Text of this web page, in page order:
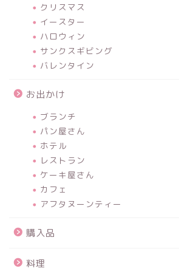
クリスマス
イースター
ハロウィン
サンクスギビング
バレンタイン
お出かけ
ブランチ
パン屋さん
ホテル
レストラン
ケーキ屋さん
カフェ
アフタヌーンティー
購入品
料理